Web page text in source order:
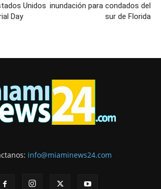
Unidos
Day
inundación para condados del
sur de Florida
info@miaminews24.com